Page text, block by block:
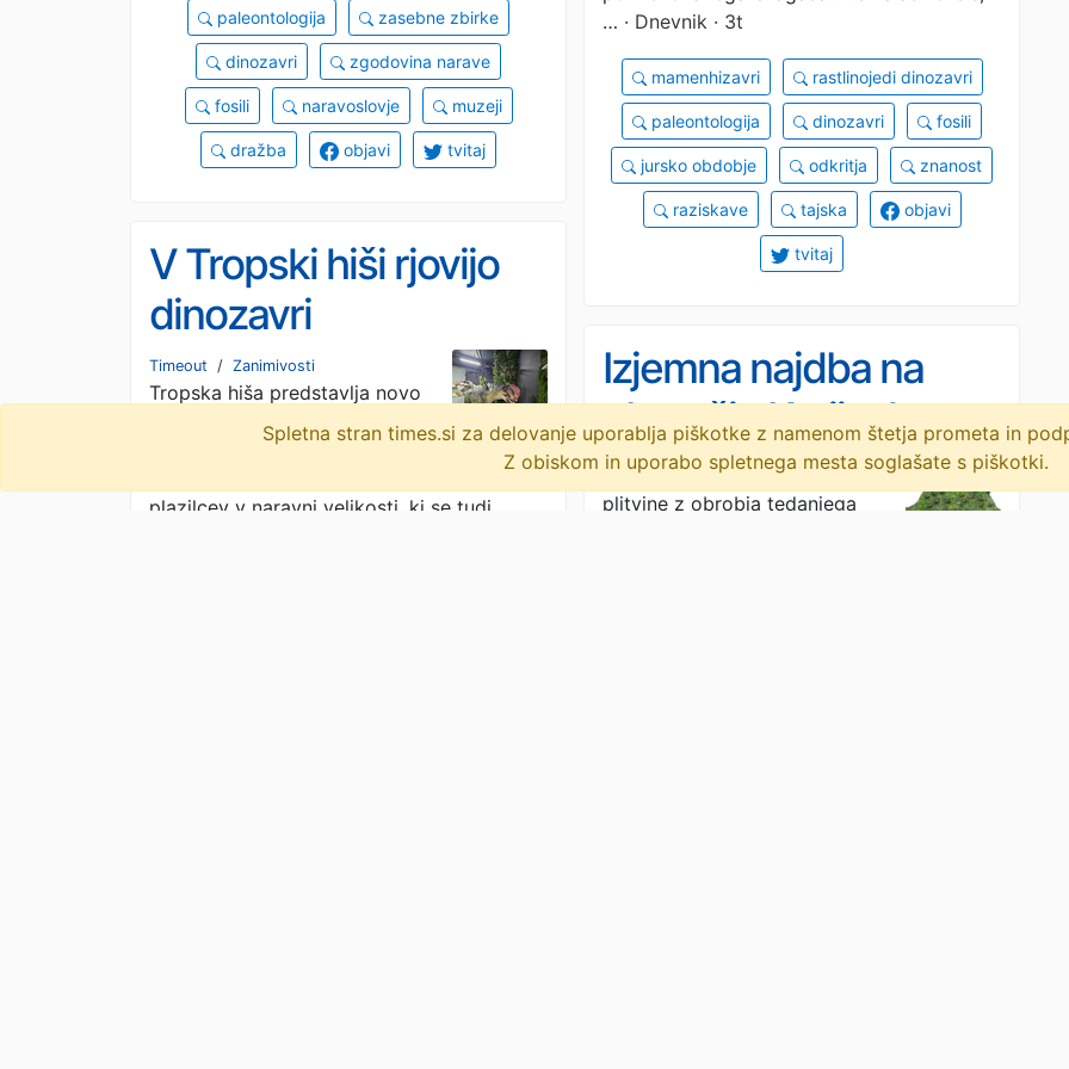
paleontologija zasebne zbirke
dinozavri zgodovina narave
fosili naravoslovje muzeji
dražba objavi tvitaj
… · Dnevnik · 3t
mamenhizavri rastlinojedi dinozavri
paleontologija dinozavri fosili
jursko obdobje odkritja znanost
raziskave tajska objavi
tvitaj
V Tropski hiši rjovijo
dinozavri
Timeout / Zanimivosti
Tropska hiša predstavlja novo
stalno razstavo Doba
dinozavrov. Ta z gibljivimi
plazilcev v naravni velikosti, ki se tudi
Izjemna najdba na
območju Krajinskega
parka Zgornja Idrijca:
našli 235 milijonov let
plazilec je naseljeval tople
plitvine z obrobja tedanjega
Spletna stran times.si za delovanje uporablja piškotke z namenom štetja prometa in
Z obiskom in uporabo spletnega mesta soglašate s piškotki.